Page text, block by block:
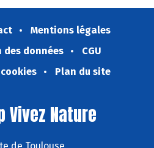
Mentions légales
données
CGU
Plan du site
Vivez Nature
de Toulouse